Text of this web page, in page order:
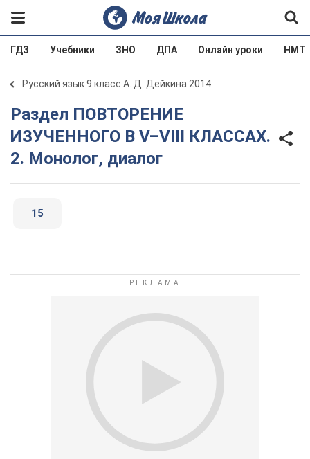
ГДЗ Учебники ЗНО ДПА Онлайн уроки НМТ
Русский язык 9 класс А. Д. Дейкина 2014
Раздел ПОВТОРЕНИЕ
ИЗУЧЕННОГО В V–VIII КЛАССАХ.
2. Монолог, диалог
15